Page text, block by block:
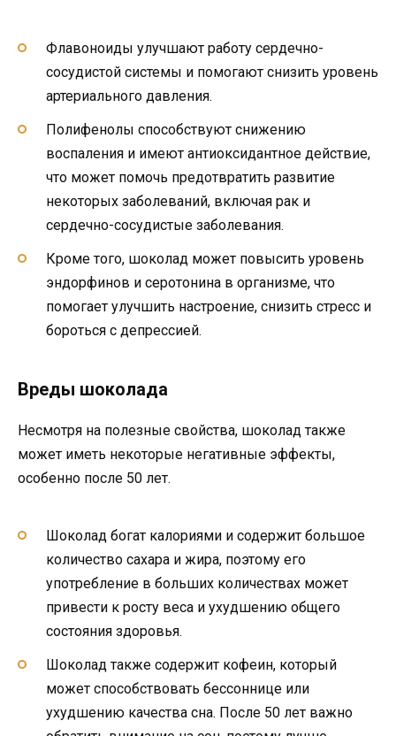
Флавоноиды улучшают работу сердечно-
сосудистой системы и помогают снизить уровень
артериального давления.
Полифенолы способствуют снижению
воспаления и имеют антиоксидантное действие,
что может помочь предотвратить развитие
некоторых заболеваний, включая рак и
сердечно-сосудистые заболевания.
Кроме того, шоколад может повысить уровень
эндорфинов и серотонина в организме, что
помогает улучшить настроение, снизить стресс и
бороться с депрессией.
Вреды шоколада
Несмотря на полезные свойства, шоколад также
может иметь некоторые негативные эффекты,
особенно после 50 лет.
Шоколад богат калориями и содержит большое
количество сахара и жира, поэтому его
употребление в больших количествах может
привести к росту веса и ухудшению общего
состояния здоровья.
Шоколад также содержит кофеин, который
может способствовать бессоннице или
ухудшению качества сна. После 50 лет важно